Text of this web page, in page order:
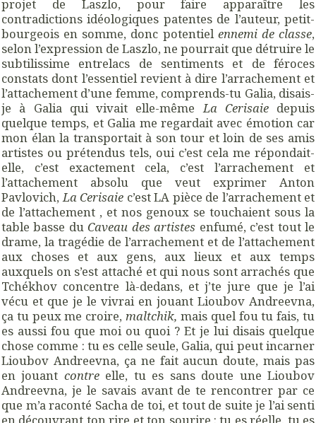
projet de Laszlo, pour faire apparaître les
contradictions idéologiques patentes de l’auteur, petit-
bourgeois en somme, donc potentiel ennemi de classe,
selon l’expression de Laszlo, ne pourrait que détruire le
subtilissime entrelacs de sentiments et de féroces
constats dont l’essentiel revient à dire l’arrachement et
l’attachement d’une femme, comprends-tu Galia, disais-
je à Galia qui vivait elle-mêmeLa Cerisaiedepuis
quelque temps, et Galia me regardait avec émotion car
mon élan la transportait à son tour et loin de ses amis
artistes ou prétendus tels, oui c’est cela me répondait-
elle, c’est exactement cela, c’est l’arrachement et
l’attachement absolu que veut exprimer Anton
Pavlovich,La Cerisaie c’est LA pièce de l’arrachement et
de l’attachement , et nos genoux se touchaient sous la
table basse du Caveau des artistes enfumé, c’est tout le
drame, la tragédie de l’arrachement et de l’attachement
aux choses et aux gens, aux lieux et aux temps
auxquels on s’est attaché et qui nous sont arrachés que
Tchékhov concentre là-dedans, et j’te jure que je l’ai
vécu et que je le vivrai en jouant Lioubov Andreevna,
ça tu peux me croire,maltchik, mais quel fou tu fais, tu
es aussi fou que moi ou quoi ? Et je lui disais quelque
chose comme : tu es celle seule, Galia, qui peut incarner
Lioubov Andreevna, ça ne fait aucun doute, mais pas
en jouant contreelle, tu es sans doute une Lioubov
Andreevna, je le savais avant de te rencontrer par ce
que m’a raconté Sacha de toi, et tout de suite je l’ai senti